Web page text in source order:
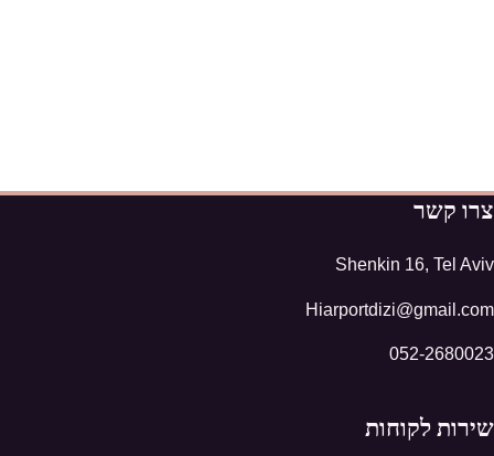
צרו קשר
Shenkin 16, Tel Aviv
Hiarportdizi@gmail.com
052-2680023
שירות לקוחות